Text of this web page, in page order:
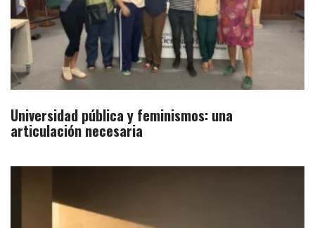
Universidad pública y feminismos: una
articulación necesaria